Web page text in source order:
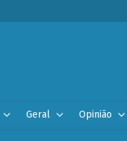
Geral Opinião